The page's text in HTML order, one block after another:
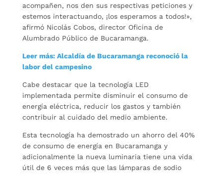
acompañen, nos den sus respectivas peticiones y
estemos interactuando, ¡los esperamos a todos!»,
afirmó Nicolás Cobos, director Oficina de
Alumbrado Público de Bucaramanga.
Leer más: Alcaldía de Bucaramanga reconoció la
labor del campesino
Cabe destacar que la tecnología LED
implementada permite disminuir el consumo de
energía eléctrica, reducir los gastos y también
contribuir al cuidado del medio ambiente.
Esta tecnología ha demostrado un ahorro del 40%
de consumo de energía en Bucaramanga y
adicionalmente la nueva luminaria tiene una vida
útil de 6 veces más que las lámparas de sodio